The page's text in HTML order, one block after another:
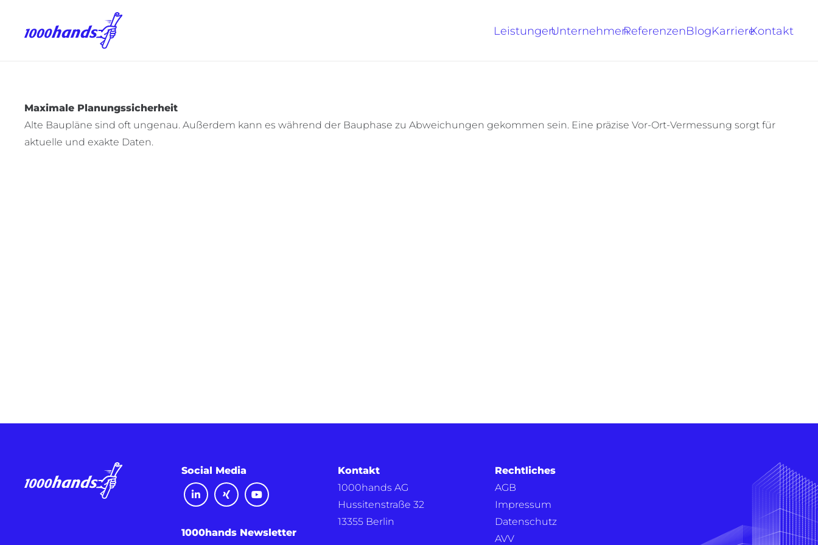
LeistungenUnternehmenReferenzenBlogKarriereKontakt
Maximale Planungssicherheit
Alte Baupläne sind oft ungenau. Außerdem kann es während der Bauphase zu Abweichungen gekommen sein. Eine präzise Vor-Ort-Vermessung sorgt für
aktuelle und exakte Daten.
Social Media
1000hands Newsletter
Kontakt
1000hands AG
Hussitenstraße 32
13355 Berlin
Rechtliches
AGB
Impressum
Datenschutz
AVV